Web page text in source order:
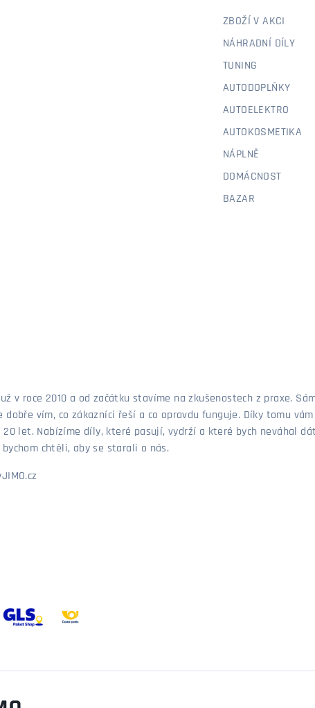
ZBOŽÍ V AKCI
NÁHRADNÍ DÍLY
TUNING
AUTODOPLŇKY
AUTOELEKTRO
AUTOKOSMETIKA
NÁPLNĚ
DOMÁCNOST
BAZAR
v roce 2010 a od začátku stavíme na zkušenostech z praxe.
vím, co zákazníci řeší a co opravdu funguje. Díky tomu
let. Nabízíme díly, které pasují, vydrží a které bych neváhal
chtěli, aby se starali o nás.